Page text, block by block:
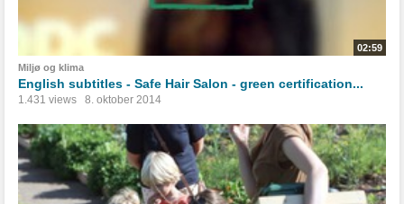
02:59
Miljø og klima
English subtitles - Safe Hair Salon - green certification...
1.431 views 8. oktober 2014